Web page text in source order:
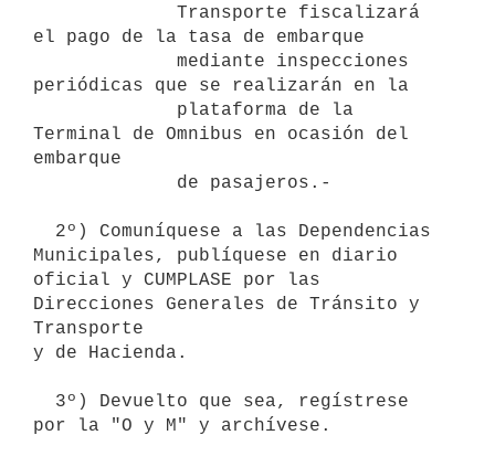
el pago de la tasa de embarque
periódicas que se realizarán en la
Terminal de Omnibus en ocasión del
embarque
Municipales, publíquese en diario
oficial y CUMPLASE por las
Direcciones Generales de Tránsito y
Transporte
y de Hacienda.